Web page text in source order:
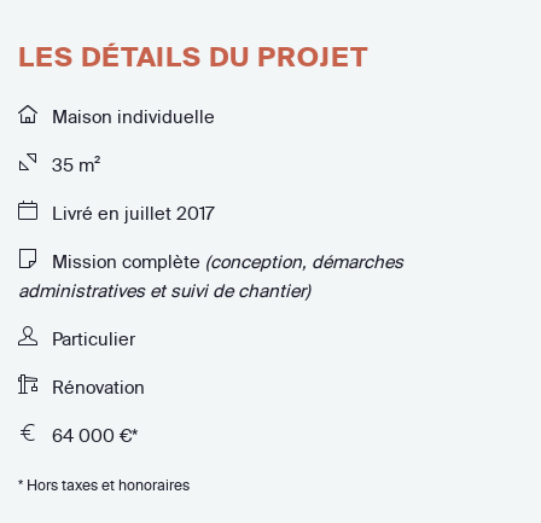
LES DÉTAILS DU PROJET
Maison individuelle
35 m²
Livré en juillet 2017
Mission complète (conception, démarches
administratives et suivi de chantier)
Particulier
Rénovation
64 000 €*
* Hors taxes et honoraires